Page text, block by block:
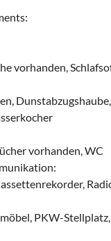
vorhanden,
vorhanden, WC
PKW-